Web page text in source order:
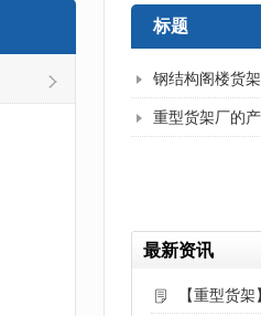
标题
钢结构阁楼货
重型货架厂的
最新资讯
【重型货